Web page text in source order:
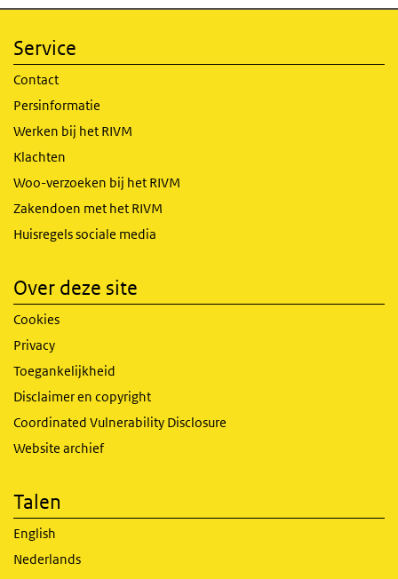
Service
Contact
Persinformatie
Werken bij het RIVM
Klachten
Woo-verzoeken bij het RIVM
Zakendoen met het RIVM
Huisregels sociale media
Over deze site
Cookies
Privacy
Toegankelijkheid
Disclaimer en copyright
Coordinated Vulnerability Disclosure
Website archief
Talen
English
Nederlands